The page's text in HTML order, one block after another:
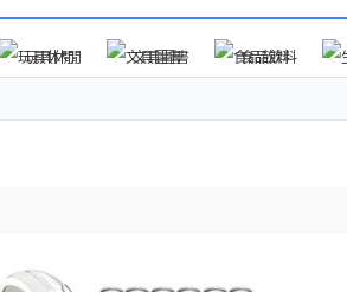
玩具休閒 文具圖書 食品飲料